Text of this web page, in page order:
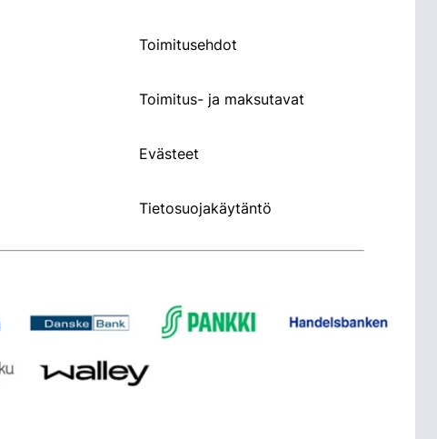
Toimitusehdot
Toimitus- ja maksutavat
Evästeet
Tietosuojakäytäntö